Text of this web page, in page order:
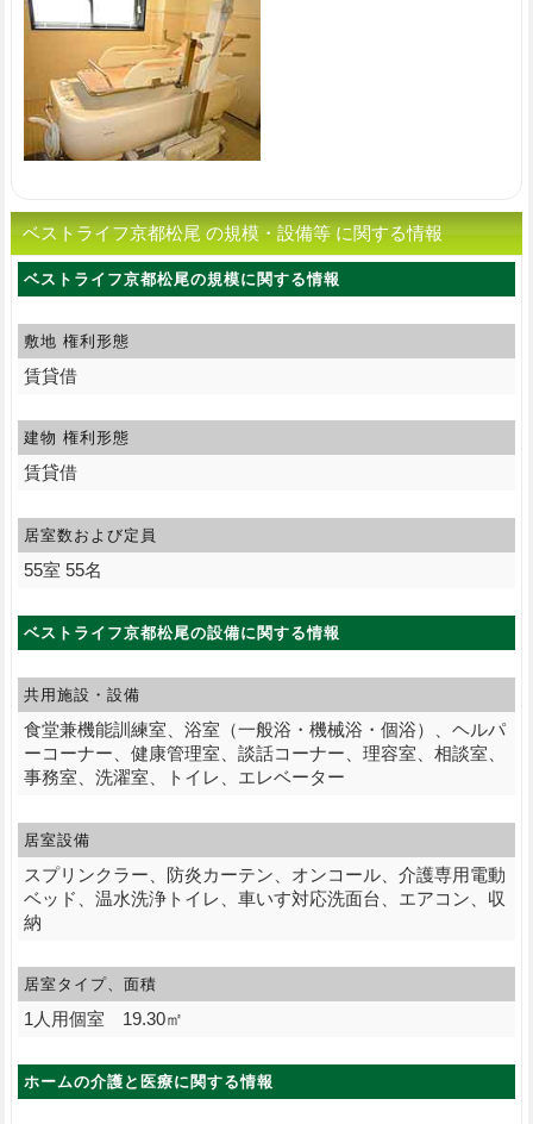
ベストライフ京都松尾 の規模・設備等 に関する情報
ベストライフ京都松尾の規模に関する情報
敷地 権利形態
賃貸借
建物 権利形態
賃貸借
居室数および定員
55室 55名
ベストライフ京都松尾の設備に関する情報
共用施設・設備
食堂兼機能訓練室、浴室（一般浴・機械浴・個浴）、ヘルパ
ーコーナー、健康管理室、談話コーナー、理容室、相談室、
事務室、洗濯室、トイレ、エレベーター
居室設備
スプリンクラー、防炎カーテン、オンコール、介護専用電動
ベッド、温水洗浄トイレ、車いす対応洗面台、エアコン、収
納
居室タイプ、面積
1人用個室 19.30㎡
ホームの介護と医療に関する情報